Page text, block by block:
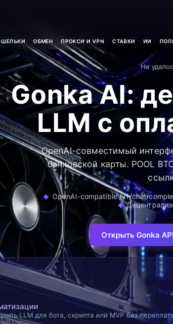
ОБМЕН ПРОКСИ И VPN СТАВКИ ИИ
Не
Gonka AI:
LLM с
OpenAI-совместимый
банковской карты. POOL
OpenAI-compatible /v1/chat/
Открыть Gonka API
LLM для бота, скрипта или MVP без